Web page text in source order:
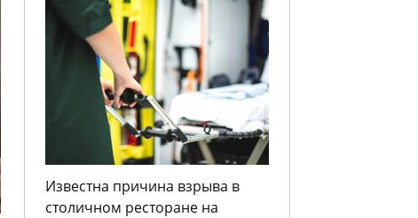
Известна причина взрыва в
столичном ресторане на